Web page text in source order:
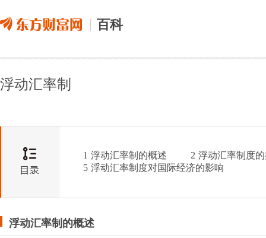
百科
浮动汇率制
1 浮动汇率制的概述 2 浮动汇率制度
5 浮动汇率制度对国际经济的影响
浮动汇率制的概述